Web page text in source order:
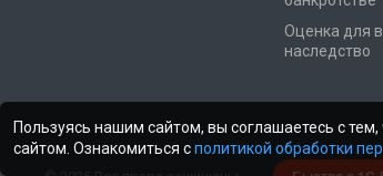
Оценка для
наследство
Пользуясь нашим сайтом, вы соглашаетесь с
сайтом. Ознакомиться сполитикой обработки